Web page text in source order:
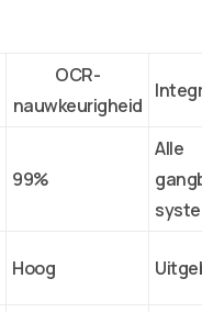
OCR-
nauwkeurigheid
99%
Alle
Hoog